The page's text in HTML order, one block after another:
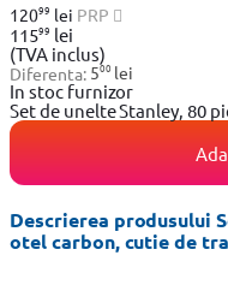
12099 lei PRP
11599 lei
(TVA inclus)
Diferenta: 500 lei
In stoc furnizor
Set de unelte Stanley, 80
Descrierea produsului
otel carbon, cutie de